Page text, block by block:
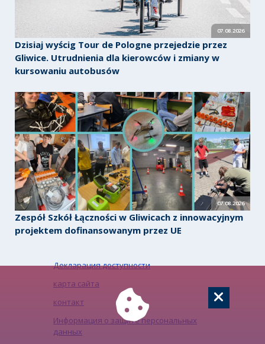
07.08.2026
Dzisiaj wyścig Tour de Pologne przejedzie przez
Gliwice. Utrudnienia dla kierowców i zmiany w
kursowaniu autobusów
07.08.2026
Zespół Szkół Łączności w Gliwicach z innowacyjnym
projektem dofinansowanym przez UE
Декларация доступности
карта сайта
контакт
Информация о защите персональных
данных